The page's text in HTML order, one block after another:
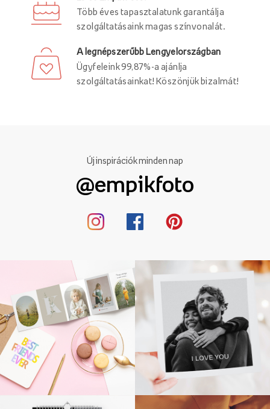
Több éves tapasztalatunk garantálja
szolgáltatásaink magas színvonalát.
A legnépszerűbb Lengyelországban
Ügyfeleink 99,87%-a ajánlja
szolgáltatásainkat! Köszönjük bizalmát!
Új inspirációk minden nap
@empikfoto